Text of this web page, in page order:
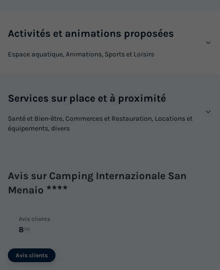
Activités et animations proposées
Espace aquatique, Animations, Sports et Loisirs
Services sur place et à proximité
Santé et Bien-être, Commerces et Restauration, Locations et
équipements, divers
Avis sur Camping Internazionale San
Menaio ★★★★
Avis clients
8/10
Avis clients